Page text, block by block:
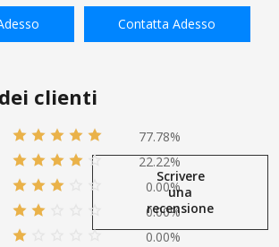
ALLA
3/8"
Tubo in
1/4" NPT
AGGIUNGI ALLA
Femmina x 1/4 "NPT Maschio
Contatta Adesso
clienti
77.78%
22.22%
0.00%
0.00%
0.00%
Scrivere
una
recensione